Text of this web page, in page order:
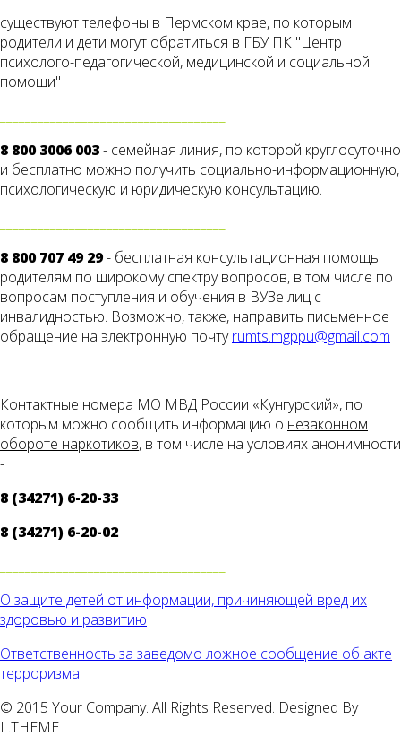
существуют телефоны в Пермском крае, по которым
родители и дети могут обратиться в ГБУ ПК "Центр
психолого-педагогической, медицинской и социальной
помощи"
8 800 3006 003- семейная линия, по которой круглосуточно
и бесплатно можно получить социально-информационную,
психологическую и юридическую консультацию.
8 800 707 49 29- бесплатная консультационная помощь
родителям по широкому спектру вопросов, в том числе по
вопросам поступления и обучения в ВУЗе лиц с
инвалидностью. Возможно, также, направить письменное
обращение на электронную почтуrumts.mgppu@gmail.com
Контактные номера МО МВД России «Кунгурский», по
которым можно сообщить информацию о незаконном
обороте наркотиков, в том числе на условиях анонимности
-
8 (34271) 6-20-33
8 (34271) 6-20-02
О защите детей от информации, причиняющей вред их
здоровью и развитию
Ответственность за заведомо ложное сообщение об акте
терроризма
© 2015 Your Company. All Rights Reserved. Designed By
L.THEME